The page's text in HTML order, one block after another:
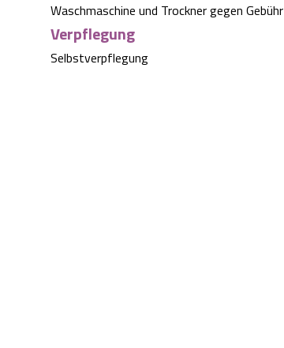
Waschmaschine und Trockner gegen Gebühr
Verpflegung
Selbstverpflegung